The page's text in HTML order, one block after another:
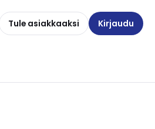
Tule asiakkaaksi Kirjaudu